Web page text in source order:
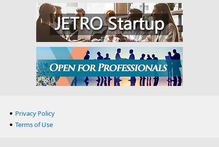
Privacy Policy
Terms of Use